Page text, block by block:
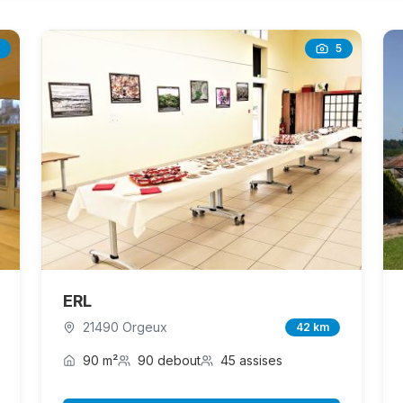
5
ERL
21490 Orgeux 42 km
90 m² 90 debout 45 assises